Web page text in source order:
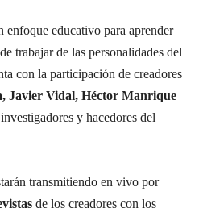
enfoque educativo para aprender
trabajar de las personalidades del
con la participación de creadores
Javier Vidal, Héctor Manrique
y hacedores del
transmitiendo en vivo por
de los creadores con los